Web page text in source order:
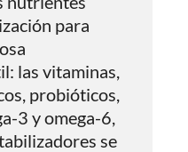
para
las vitaminas,
probióticos,
3 y omega-6,
se